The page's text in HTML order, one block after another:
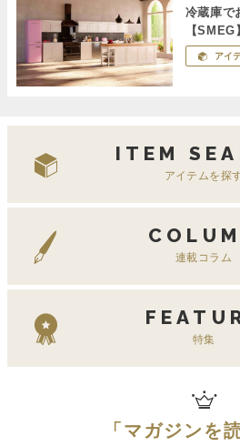
冷蔵庫で
【SMEG
アイ
ITEM
アイテムを探
連載コラム
特集
「 マガジンを